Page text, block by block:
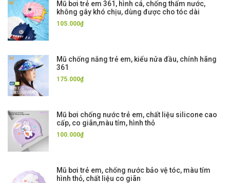
Mũ bơi trẻ em 361, hình cá, chống thấm nước,
không gây khó chịu, dùng được cho tóc dài
105.000₫
Mũ chống nắng trẻ em, kiểu nửa đầu, chính hãng
361
175.000₫
Mũ bơi chống nước trẻ em, chất liệu silicone cao
cấp, co giãn,màu tím, hình thỏ
100.000₫
Mũ bơi trẻ em, chống nước bảo vệ tóc, màu tím
hình thỏ, chất liệu co giãn